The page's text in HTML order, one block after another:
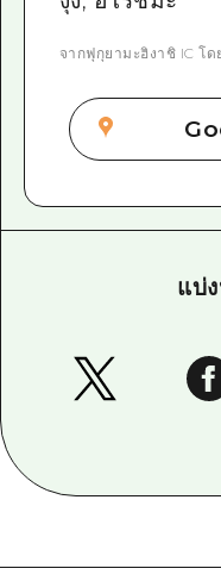
จากฟุกุยามะฮิงาชิ IC โ
แบ่